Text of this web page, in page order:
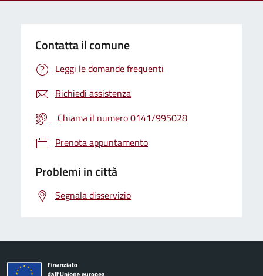
Contatta il comune
Leggi le domande frequenti
Richiedi assistenza
Chiama il numero 0141/995028
Prenota appuntamento
Problemi in città
Segnala disservizio